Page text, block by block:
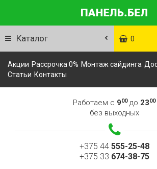
Каталог 0
Акции Рассрочка 0% Монтаж сайдинга
Статьи Контакты
Работаем с 900до 2300
без выходных
+375 44 555-25-48
+375 33 674-38-75